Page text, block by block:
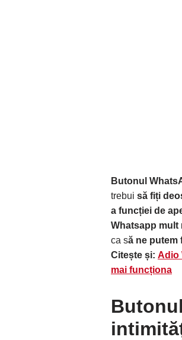
Butonul
trebui să fiți
a funcției de
Whatsapp mult
ca să ne putem
Citește și: Adio
mai funcționa